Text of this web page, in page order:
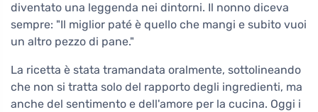
diventato una leggenda nei dintorni. Il nonno diceva
sempre: "Il miglior paté è quello che mangi e subito vuoi
un altro pezzo di pane."
La ricetta è stata tramandata oralmente, sottolineando
che non si tratta solo del rapporto degli ingredienti, ma
anche del sentimento e dell'amore per la cucina. Oggi i